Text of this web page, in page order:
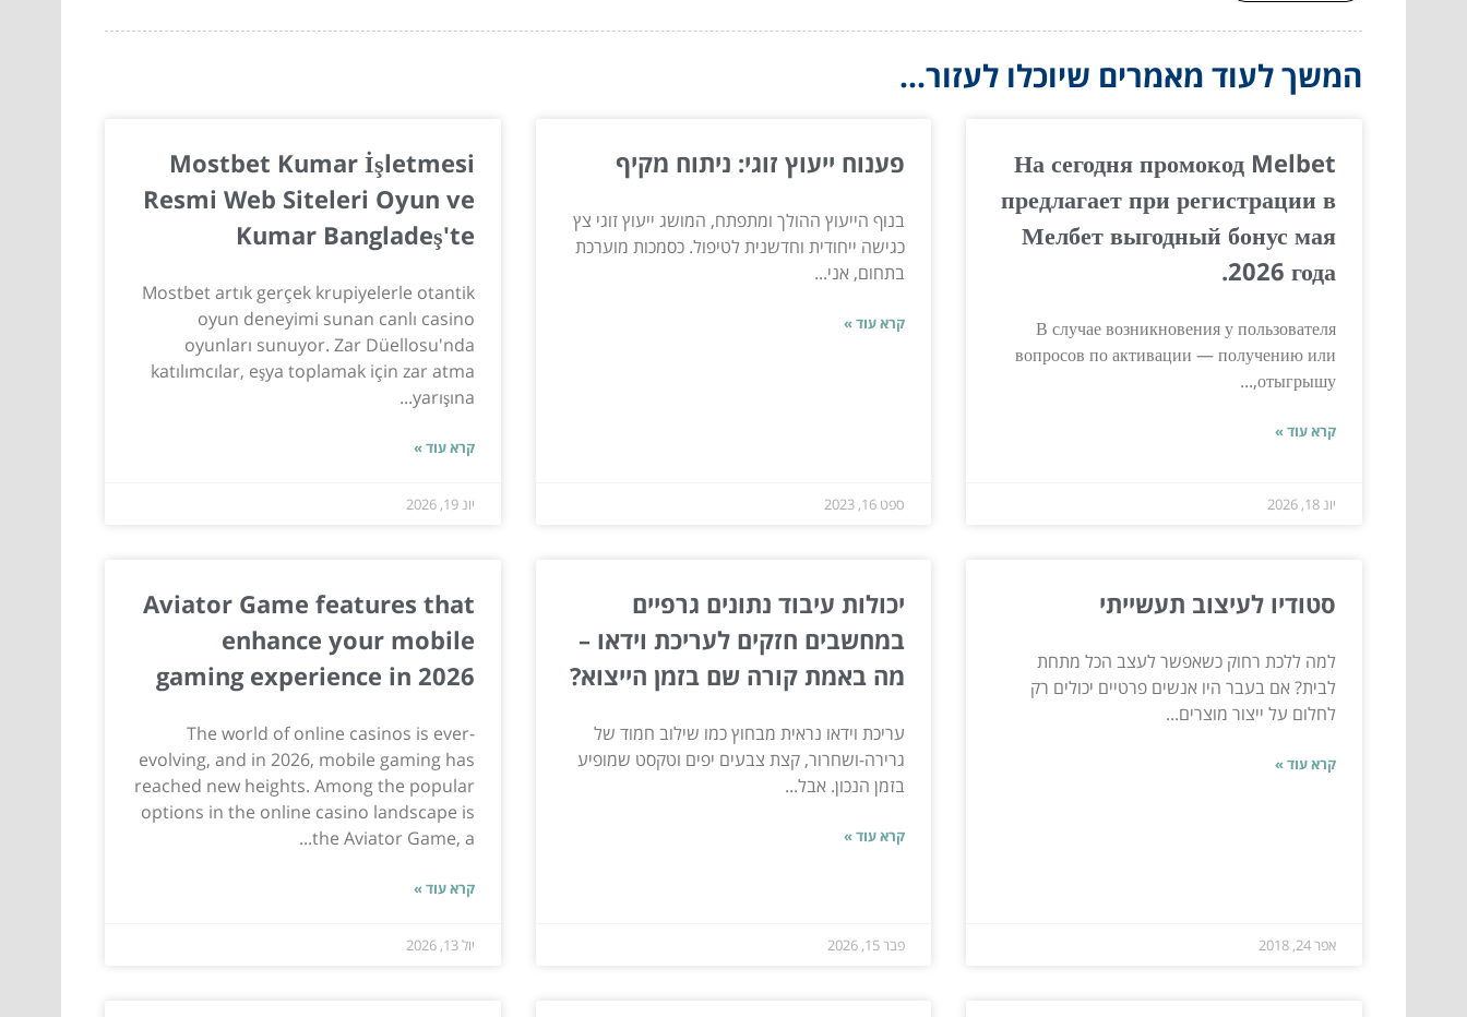
המשך לעוד מאמרים שיוכלו לעזור...
На сегодня промокод Melbet
предлагает при регистрации в
Мелбет выгодный бонус мая
2026 года.
В случае возникновения у пользователя
вопросов по активации — получению или
отыгрышу,...
קרא עוד »
יונ 18, 2026
פענוח ייעוץ זוגי: ניתוח מקיף
בנוף הייעוץ ההולך ומתפתח, המושג ייעוץ זוגי צץ
כגישה ייחודית וחדשנית לטיפול. כסמכות מוערכת
בתחום, אני...
קרא עוד »
ספט 16, 2023
Mostbet Kumar İşletmesi
Resmi Web Siteleri Oyun ve
Kumar Bangladeş'te
Mostbet artık gerçek krupiyelerle otantik
oyun deneyimi sunan canlı casino
oyunları sunuyor. Zar Düellosu'nda
katılımcılar, eşya toplamak için zar atma
yarışına...
קרא עוד »
יונ 19, 2026
סטודיו לעיצוב תעשייתי
למה ללכת רחוק כשאפשר לעצב הכל מתחת
לבית? אם בעבר היו אנשים פרטיים יכולים רק
לחלום על ייצור מוצרים...
קרא עוד »
אפר 24, 2018
יכולות עיבוד נתונים גרפיים
במחשבים חזקים לעריכת וידאו –
מה באמת קורה שם בזמן הייצוא?
עריכת וידאו נראית מבחוץ כמו שילוב חמוד של
גרירה-ושחרור, קצת צבעים יפים וטקסט שמופיע
בזמן הנכון. אבל...
קרא עוד »
פבר 15, 2026
Aviator Game features that
enhance your mobile
gaming experience in 2026
The world of online casinos is ever-
evolving, and in 2026, mobile gaming has
reached new heights. Among the popular
options in the online casino landscape is
the Aviator Game, a...
קרא עוד »
יול 13, 2026